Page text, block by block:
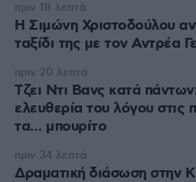
Η Σιμώνη Χριστοδούλου
ταξίδι της με τον Αντρέα
πριν 18 λεπτά
Τζει Ντι Βανς κατά
ελευθερία του λόγου στις
τα… μπουρίτο
πριν 20 λεπτά
Δραματική διάσωση στην
πριν 34 λεπτά